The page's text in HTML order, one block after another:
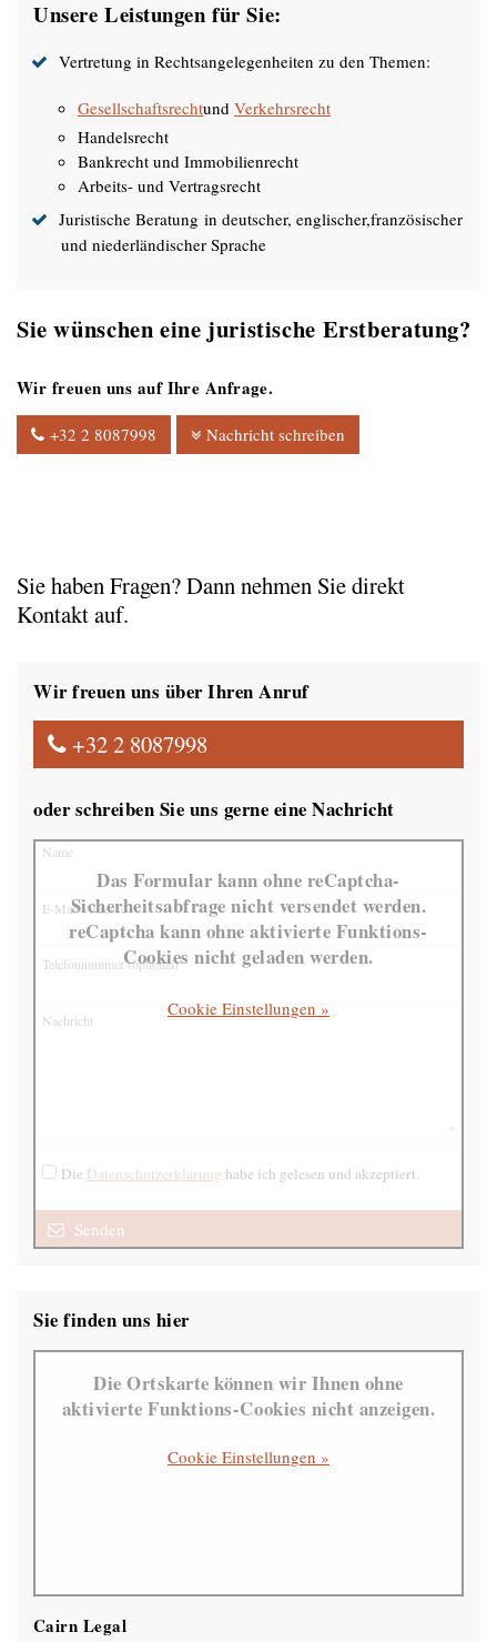
Unsere Leistungen für Sie:
Vertretung in Rechtsangelegenheiten zu den Themen:
Gesellschaftsrechtund Verkehrsrecht
Handelsrecht
Bankrecht und Immobilienrecht
Arbeits- und Vertragsrecht
Juristische Beratung in deutscher, englischer,französischer
und niederländischer Sprache
Sie wünschen eine juristische Erstberatung?
Wir freuen uns auf Ihre Anfrage.
+32 2 8087998 Nachricht schreiben
Sie haben Fragen? Dann nehmen Sie direkt
Kontakt auf.
Wir freuen uns über Ihren Anruf
+32 2 8087998
oder schreiben Sie uns gerne eine Nachricht
Name
E-Mail-Adresse
Telefonnummer (optional)
Nachricht
Die Datenschutzerklärung habe ich gelesen und akzeptiert.
Senden
Das Formular kann ohne reCaptcha-
Sicherheitsabfrage nicht versendet werden.
reCaptcha kann ohne aktivierte Funktions-
Cookies nicht geladen werden.
Cookie Einstellungen »
Sie finden uns hier
Die Ortskarte können wir Ihnen ohne
aktivierte Funktions-Cookies nicht anzeigen.
Cookie Einstellungen »
Cairn Legal